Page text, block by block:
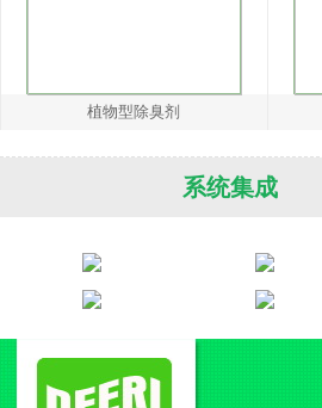
植物型除臭剂
系统集成